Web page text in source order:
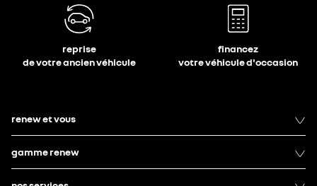
reprise
de votre ancien véhicule
financez
votre véhicule d'occasion
renew et vous
gamme renew